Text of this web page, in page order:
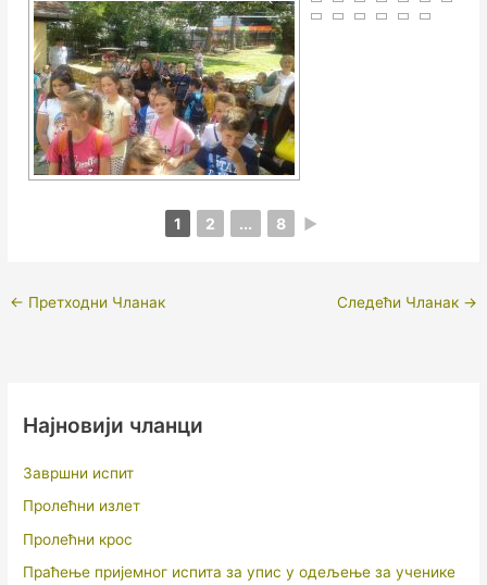
1 2 ... 8 ►
← Претходни Чланак Следећи Чланак →
Најновији чланци
Завршни испит
Пролећни излет
Пролећни крос
Праћење пријемног испита за упис у одељење за ученике